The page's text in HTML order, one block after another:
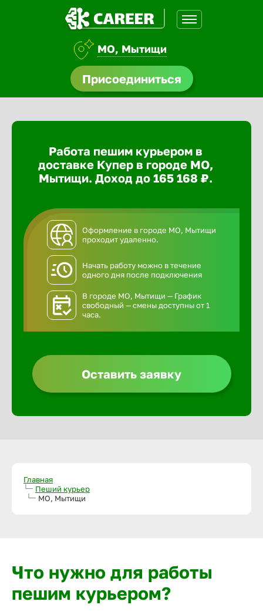
МО, Мытищи
Присоединиться
Работа пешим курьером в
доставке Купер в городе МО,
Мытищи. Доход до 165 168 ₽.
Оформление в городе МО, Мытищи
проходит удаленно.
Начать работу можно в течение
одного дня после подключения
В городе МО, Мытищи — График
свободный — смены доступны от 1
часа.
Оставить заявку
Главная
Пеший курьер
МО, Мытищи
Что нужно для работы
пешим курьером?